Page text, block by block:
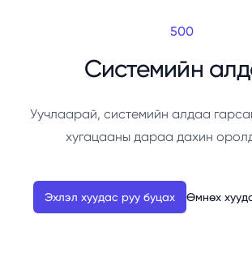
500
Системийн
Уучлаарай, системийн алдаа
хугацааны дараа дахин
Эхлэл хуудас руу буцах Өмнөх